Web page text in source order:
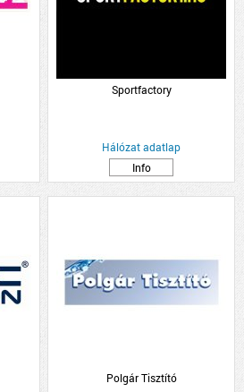
Sportfactory
Hálózat adatlap
Info
Polgár Tisztító